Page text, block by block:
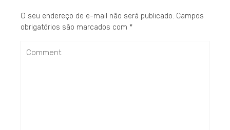
O seu endereço de e-mail não será publicado. Campos
obrigatórios são marcados com *